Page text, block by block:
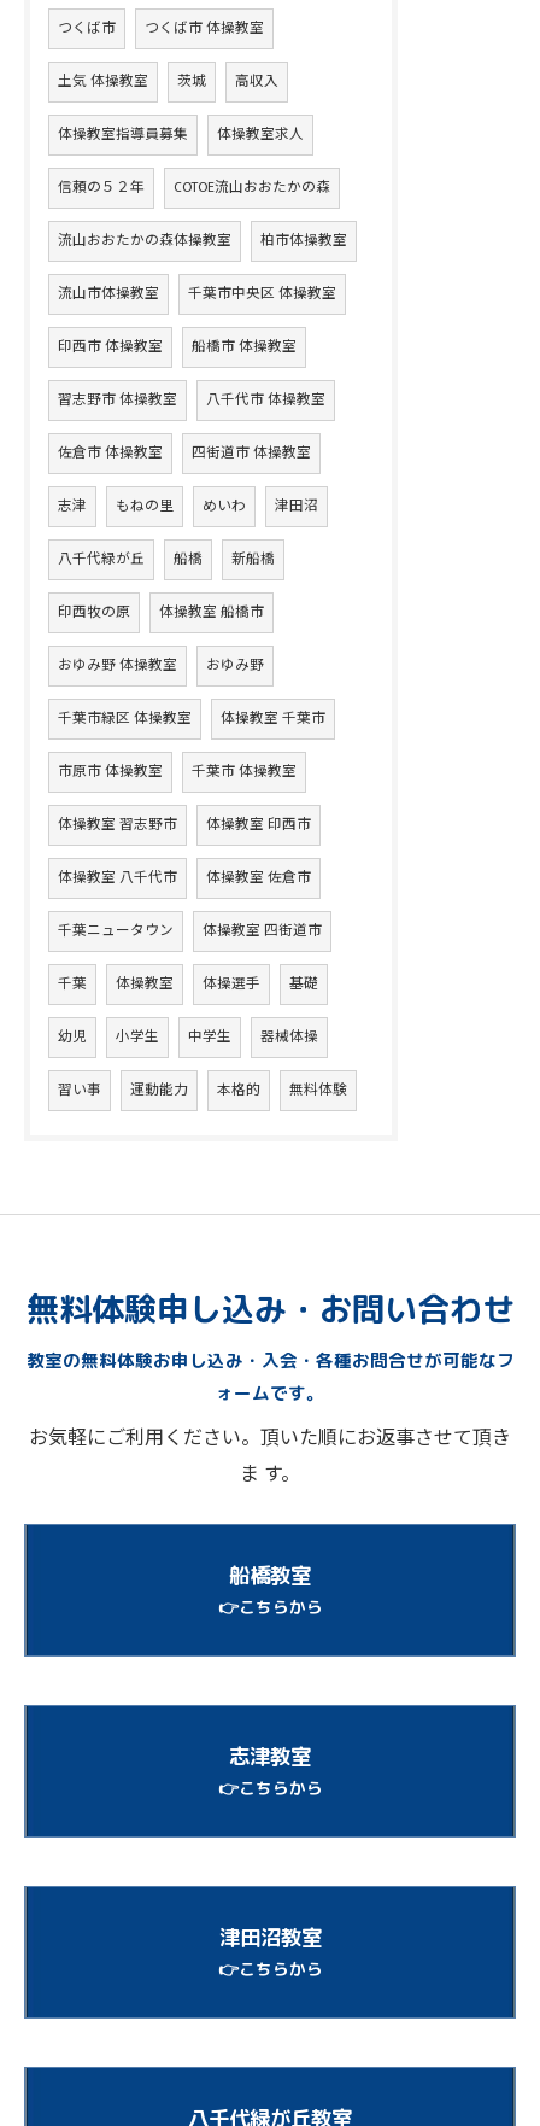
つくば市 つくば市 体操教室
土気 体操教室 茨城 高収入
体操教室指導員募集 体操教室求人
信頼の５２年 COTOE流山おおたかの森
流山おおたかの森体操教室 柏市体操教室
流山市体操教室 千葉市中央区 体操教室
印西市 体操教室 船橋市 体操教室
習志野市 体操教室 八千代市 体操教室
佐倉市 体操教室 四街道市 体操教室
志津 もねの里 めいわ 津田沼
八千代緑が丘 船橋 新船橋
印西牧の原 体操教室 船橋市
おゆみ野 体操教室 おゆみ野
千葉市緑区 体操教室 体操教室 千葉市
市原市 体操教室 千葉市 体操教室
体操教室 習志野市 体操教室 印西市
体操教室 八千代市 体操教室 佐倉市
千葉ニュータウン 体操教室 四街道市
千葉 体操教室 体操選手 基礎
幼児 小学生 中学生 器械体操
習い事 運動能力 本格的 無料体験
無料体験申し込み・お問い合わせ
教室の無料体験お申し込み・入会・各種お問合せが可能なフ
ォームです。
お気軽にご利用ください。頂いた順にお返事させて頂き
ま す。
船橋教室
👉こちらから
志津教室
👉こちらから
津田沼教室
👉こちらから
八千代緑が丘教室